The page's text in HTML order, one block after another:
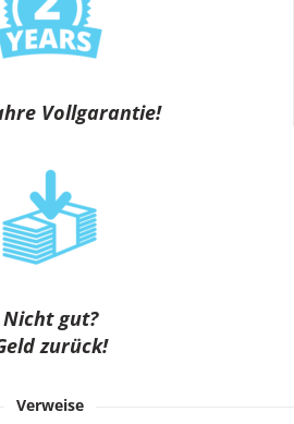
Vollgarantie!
Nicht gut?
zurück!
Verweise